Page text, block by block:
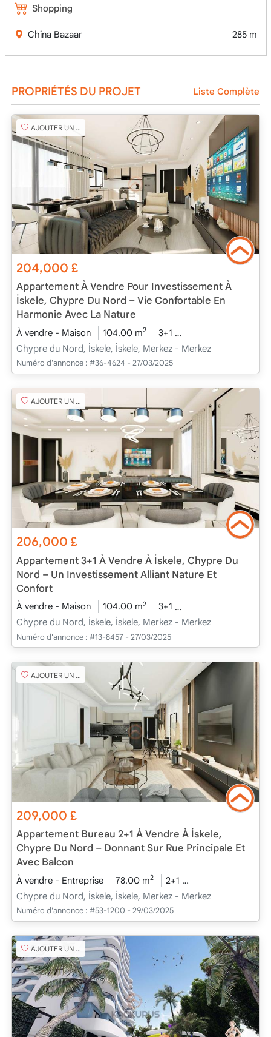
Shopping
China Bazaar 285 m
PROPRIÉTÉS DU PROJET Liste Complète
AJOUTER UN FAVORI
204,000£
Appartement À Vendre Pour Investissement À
İskele, Chypre Du Nord – Vie Confortable En
Harmonie Avec La Nature
À vendre - Maison 104.00 m2 3+1
Chypre du Nord, İskele, İskele, Merkez - Merkez
Numéro d'annonce : #36-4624 - 27/03/2025
AJOUTER UN FAVORI
206,000£
Appartement 3+1 À Vendre À İskele, Chypre Du
Nord – Un Investissement Alliant Nature Et
Confort
À vendre - Maison 104.00 m2 3+1
Chypre du Nord, İskele, İskele, Merkez - Merkez
Numéro d'annonce : #13-8457 - 27/03/2025
AJOUTER UN FAVORI
209,000£
Appartement Bureau 2+1 À Vendre À İskele,
Chypre Du Nord – Donnant Sur Rue Principale Et
Avec Balcon
À vendre - Entreprise 78.00 m2 2+1
Chypre du Nord, İskele, İskele, Merkez - Merkez
Numéro d'annonce : #53-1200 - 29/03/2025
AJOUTER UN FAVORI